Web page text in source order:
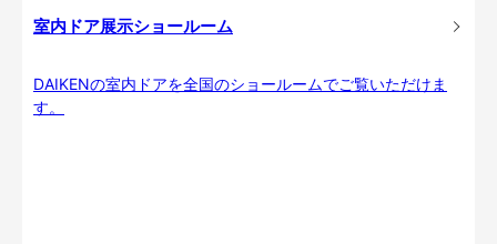
室内ドア展示ショールーム
DAIKENの室内ドアを全国のショールームでご覧いただけま
す。